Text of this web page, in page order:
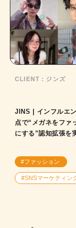
CLIENT： ジンズ
JINS | インフルエ
点で“メガネをファ
にする”認知拡張を
#ファッション
#SNSマーケティン